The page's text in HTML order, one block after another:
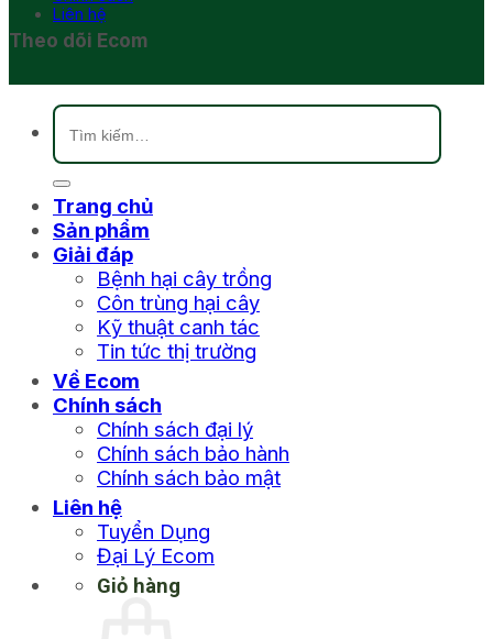
Liên hệ
Theo dõi Ecom
Tìm
kiếm:
Trang chủ
Sản phẩm
Giải đáp
Bệnh hại cây trồng
Côn trùng hại cây
Kỹ thuật canh tác
Tin tức thị trường
Về Ecom
Chính sách
Chính sách đại lý
Chính sách bảo hành
Chính sách bảo mật
Liên hệ
Tuyển Dụng
Đại Lý Ecom
Giỏ hàng